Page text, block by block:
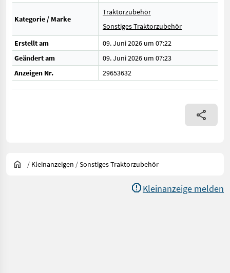
Kategorie / Marke
Traktorzubehör
Sonstiges Traktorzubehör
Erstellt am
09. Juni 2026 um 07:22
Geändert am
09. Juni 2026 um 07:23
Anzeigen Nr.
29653632
/ Kleinanzeigen /Sonstiges Traktorzubehör
Kleinanzeige melden